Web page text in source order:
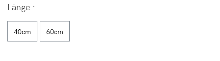
Länge :
40cm 60cm